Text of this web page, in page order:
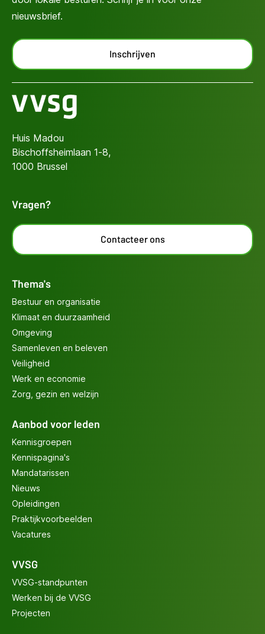
nieuwsbrief.
Inschrijven
Huis Madou
Bischoffsheimlaan 1-8,
1000 Brussel
Vragen?
Contacteer ons
Thema's
Bestuur en organisatie
Klimaat en duurzaamheid
Omgeving
Samenleven en beleven
Veiligheid
Werk en economie
Zorg, gezin en welzijn
Aanbod voor leden
Kennisgroepen
Kennispagina's
Mandatarissen
Nieuws
Opleidingen
Praktijkvoorbeelden
Vacatures
VVSG
VVSG-standpunten
Werken bij de VVSG
Projecten